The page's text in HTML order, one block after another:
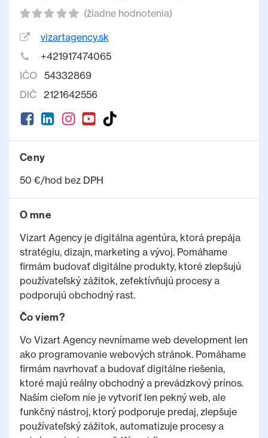
(žiadne hodnotenia)
vizartagency.sk
+421917474065
IČO
54332869
DIČ
2121642556
Ceny
50 €/hod bez DPH
O mne
Vizart Agency je digitálna agentúra, ktorá prepája
stratégiu, dizajn, marketing a vývoj. Pomáhame
firmám budovať digitálne produkty, ktoré zlepšujú
používateľský zážitok, zefektívňujú procesy a
podporujú obchodný rast.
Čo viem?
Vo Vizart Agency nevnímame web development len
ako programovanie webových stránok. Pomáhame
firmám navrhovať a budovať digitálne riešenia,
ktoré majú reálny obchodný a prevádzkový prínos.
Naším cieľom nie je vytvoriť len pekný web, ale
funkčný nástroj, ktorý podporuje predaj, zlepšuje
používateľský zážitok, automatizuje procesy a